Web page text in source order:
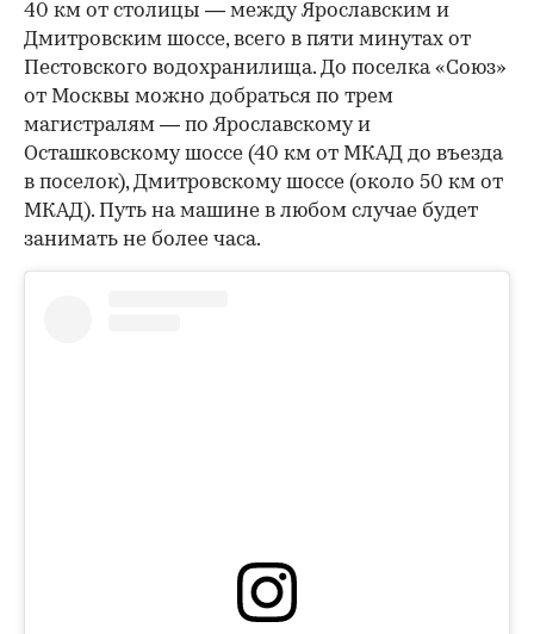
40 км от столицы — между Ярославским и
Дмитровским шоссе, всего в пяти минутах от
Пестовского водохранилища. До поселка «Союз»
от Москвы можно добраться по трем
магистралям — по Ярославскому и
Осташковскому шоссе (40 км от МКАД до въезда
в поселок), Дмитровскому шоссе (около 50 км от
МКАД). Путь на машине в любом случае будет
занимать не более часа.